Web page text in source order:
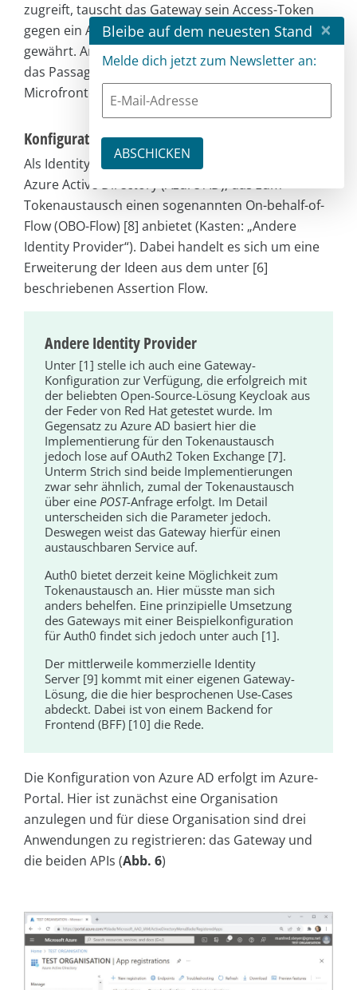
zugreift, tauscht das Gateway sein Access-Token
gegen ein Access-Token, das Zugriff auf dieses API
gewährt. Analog geht das Gateway beim Zugriff auf
das Passagier-API durch das Passagier-
Microfrontend vor.
Konfiguration in Azure Active Directory
Als Identity Provider nutze ich in diesem Beispiel
Azure Active Directory (Azure AD), das zum
Tokenaustausch einen sogenannten On-behalf-of-
Flow (OBO-Flow) [8] anbietet (Kasten: „Andere
Identity Provider“). Dabei handelt es sich um eine
Erweiterung der Ideen aus dem unter [6]
beschriebenen Assertion Flow.
Andere Identity Provider
Unter [1] stelle ich auch eine Gateway-
Konfiguration zur Verfügung, die erfolgreich mit
der beliebten Open-Source-Lösung Keycloak aus
der Feder von Red Hat getestet wurde. Im
Gegensatz zu Azure AD basiert hier die
Implementierung für den Tokenaustausch
jedoch lose auf OAuth2 Token Exchange [7].
Unterm Strich sind beide Implementierungen
zwar sehr ähnlich, zumal der Tokenaustausch
über eine POST-Anfrage erfolgt. Im Detail
unterscheiden sich die Parameter jedoch.
Deswegen weist das Gateway hierfür einen
austauschbaren Service auf.
Auth0 bietet derzeit keine Möglichkeit zum
Tokenaustausch an. Hier müsste man sich
anders behelfen. Eine prinzipielle Umsetzung
des Gateways mit einer Beispielkonfiguration
für Auth0 findet sich jedoch unter auch [1].
Der mittlerweile kommerzielle Identity
Server [9] kommt mit einer eigenen Gateway-
Lösung, die die hier besprochenen Use-Cases
abdeckt. Dabei ist von einem Backend for
Frontend (BFF) [10] die Rede.
Die Konfiguration von Azure AD erfolgt im Azure-
Portal. Hier ist zunächst eine Organisation
anzulegen und für diese Organisation sind drei
Anwendungen zu registrieren: das Gateway und
die beiden APIs (Abb. 6)
Bleibe auf dem neuesten Stand ×
Melde dich jetzt zum Newsletter an: